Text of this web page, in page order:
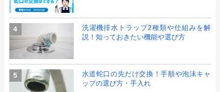
4
洗濯機排水トラップ2種類や仕組みを解
説！知っておきたい機能や選び方
5
水道蛇口の先だけ交換！手順や泡沫キャ
ップの選び方・手入れ